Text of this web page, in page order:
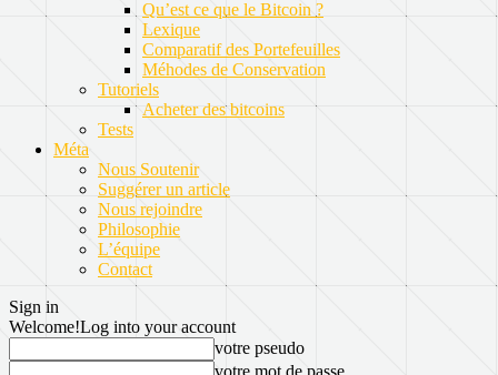
Qu’est ce que le Bitcoin ?
Lexique
Comparatif des Portefeuilles
Méhodes de Conservation
Tutoriels
Acheter des bitcoins
Tests
Méta
Nous Soutenir
Suggérer un article
Nous rejoindre
Philosophie
L’équipe
Contact
Sign in
Welcome!Log into your account
votre pseudo
votre mot de passe